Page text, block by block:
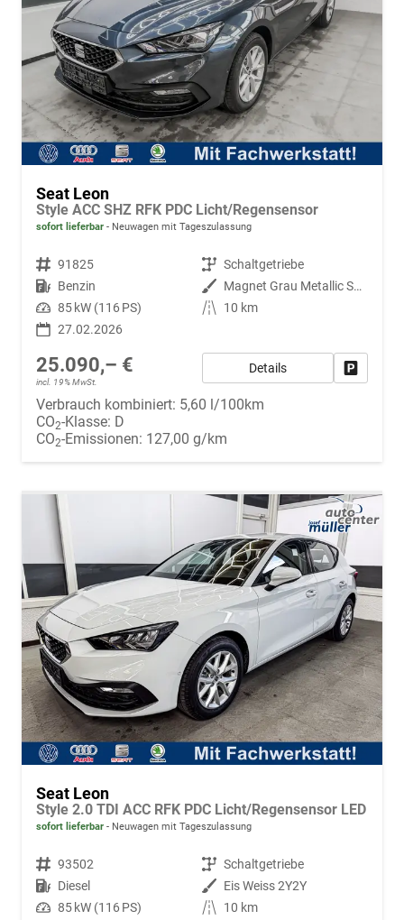
Seat Leon
Style ACC SHZ RFK PDC Licht/Regensensor
sofort lieferbar Neuwagen mit Tageszulassung
Fahrzeugnr. 91825 Getriebe Schaltgetriebe
Kraftstoff Benzin Außenfarbe
Magnet Grau Metallic S7S7
Leistung 85 kW (116 PS) Kilometerstand
10 km
27.02.2026
25.090,– €
incl. 19% MwSt.
Details
Verbrauch kombiniert: 5,60 l/100km
CO2-Klasse: D
CO2-Emissionen: 127,00 g/km
Seat Leon
Style 2.0 TDI ACC RFK PDC Licht/Regensensor LED
sofort lieferbar Neuwagen mit Tageszulassung
Fahrzeugnr. 93502 Getriebe Schaltgetriebe
Kraftstoff Diesel Außenfarbe Eis Weiss 2Y2Y
Leistung 85 kW (116 PS) Kilometerstand
10 km